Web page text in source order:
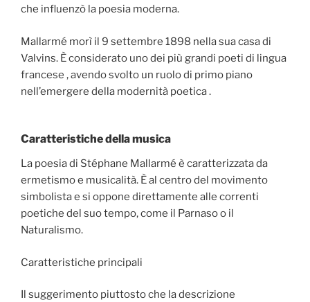
che influenzò la poesia moderna.
Mallarmé morì il 9 settembre 1898 nella sua casa di
Valvins. È considerato uno dei più grandi poeti di lingua
francese , avendo svolto un ruolo di primo piano
nell’emergere della modernità poetica .
Caratteristiche della musica
La poesia di Stéphane Mallarmé è caratterizzata da
ermetismo e musicalità. È al centro del movimento
simbolista e si oppone direttamente alle correnti
poetiche del suo tempo, come il Parnaso o il
Naturalismo.
Caratteristiche principali
Il suggerimento piuttosto che la descrizione